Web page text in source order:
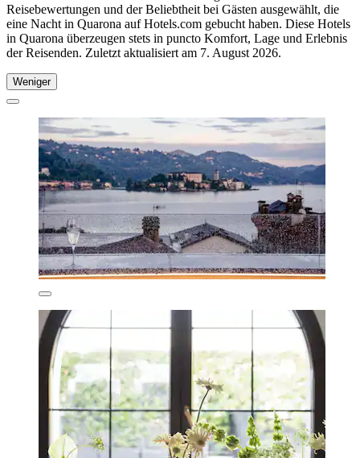
Reisebewertungen und der Beliebtheit bei Gästen ausgewählt, die
eine Nacht in Quarona auf Hotels.com gebucht haben. Diese Hotels
in Quarona überzeugen stets in puncto Komfort, Lage und Erlebnis
der Reisenden. Zuletzt aktualisiert am 7. August 2026.
Weniger